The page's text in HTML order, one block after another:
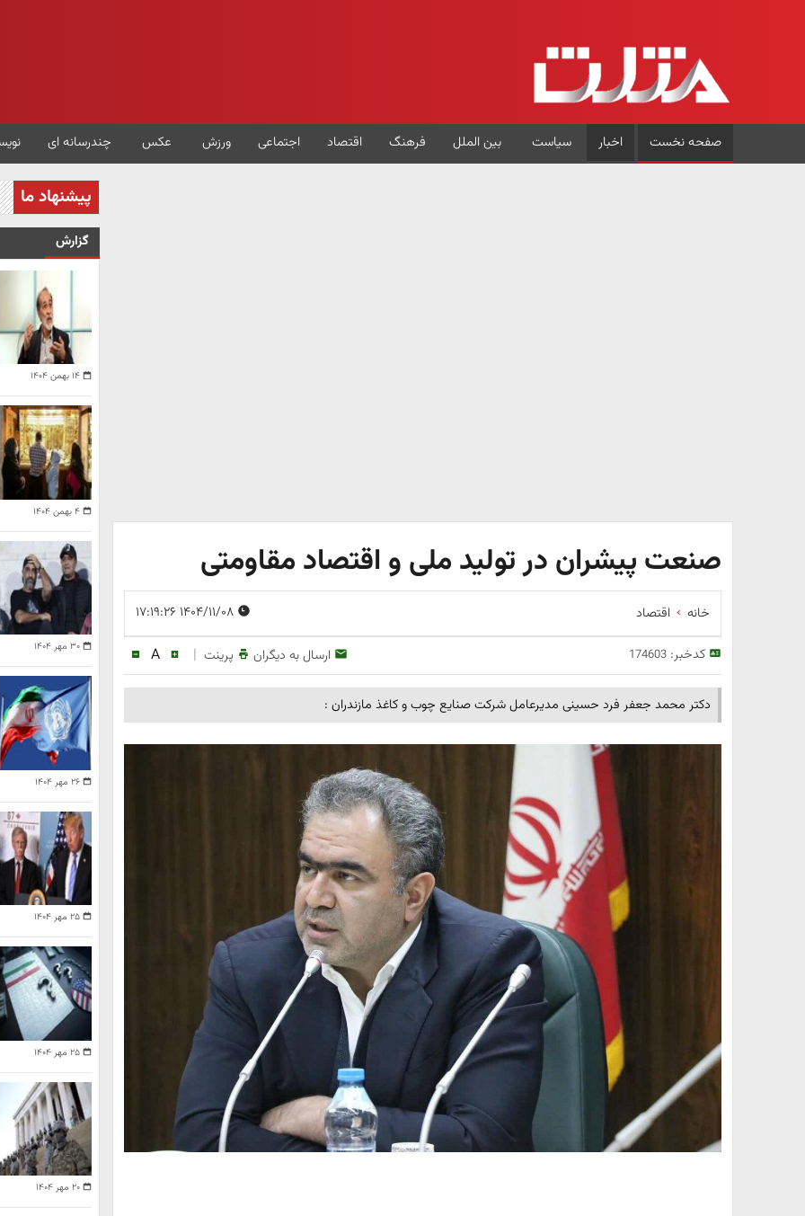
صفحه نخست اخبار سیاست بین الملل فرهنگ اقتصاد اجتماعی ورزش عکس چندرسانه ای
صنعت پیشران در تولید ملی و اقتصاد مقاومتی
خانه اقتصاد
کدخبر:174603 ارسال به دیگران پرینت |
A
دکتر محمد جعفر فرد حسینی مدیرعامل شرکت صنایع چوب و کاغذ مازندران :
پیشنهاد ما
گزارش
۱۴ بهمن ۱۴۰۴
۴ بهمن ۱۴۰۴
۳۰ مهر ۱۴۰۴
۲۶ مهر ۱۴۰۴
۲۵ مهر ۱۴۰۴
۲۵ مهر ۱۴۰۴
۲۰ مهر ۱۴۰۴